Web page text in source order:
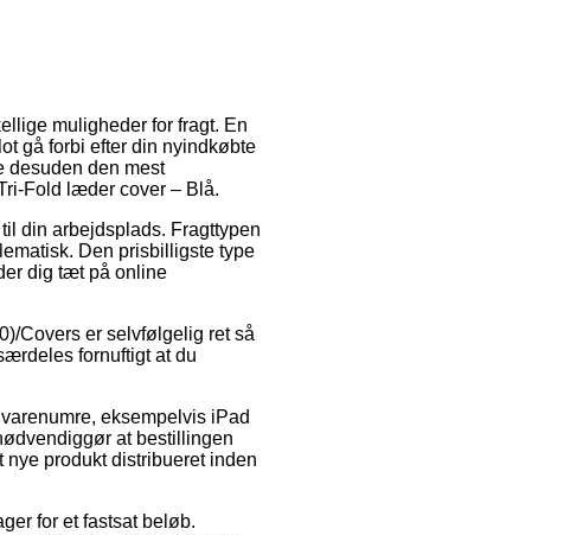
muligheder for fragt. En
gå forbi efter din nyindkøbte
desuden den mest
Fold læder cover – Blå.
din arbejdsplads. Fragttypen
Den prisbilligste type
dig tæt på online
Covers er selvfølgelig ret så
fornuftigt at du
eksempelvis iPad
at bestillingen
nye produkt distribueret inden
for et fastsat beløb.